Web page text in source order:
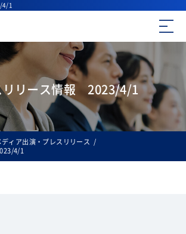
4/1
リリース情報 2023/4/1
ディア出演・プレスリリース
4/1